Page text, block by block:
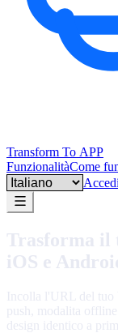
Transform To APP
FunzionalitàCome
Language
Accedi
Trasforma il
iOS e
Incolla l'URL del tuo
push, modalita
design identico a